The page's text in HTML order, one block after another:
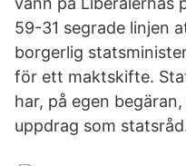
59-31 segrade linjen
borgerlig
för ett maktskifte.
har, på egen
uppdrag som